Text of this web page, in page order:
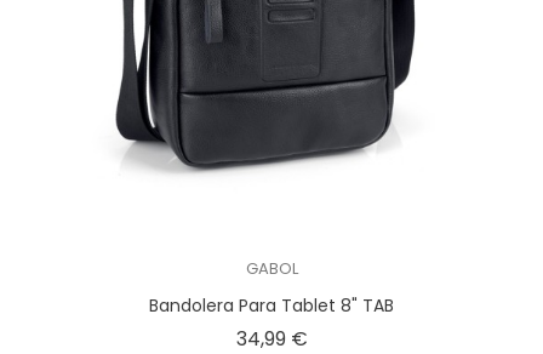
GABOL
Bandolera Para Tablet 8" TAB
34,99 €Precio